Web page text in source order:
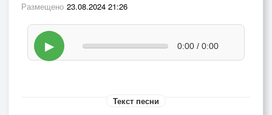
Размещено 23.08.2024 21:26
▶ 0:00 / 0:00
Текст песни